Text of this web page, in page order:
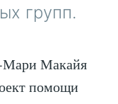
групп.
Макайя
помощи